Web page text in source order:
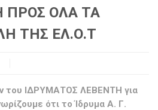
ΠΡΟΣ ΟΛΑ ΤΑ
ΤΗΣ ΕΛ.Ο.Τ
του ΙΔΡΥΜΑΤΟΣ ΛΕΒΕΝΤΗ για
ότι το Ίδρυμα Α. Γ.